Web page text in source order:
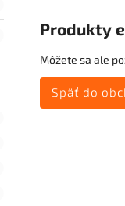
Produkty
Môžete sa ale
Späť do